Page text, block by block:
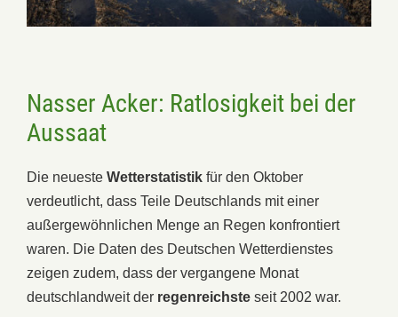
Nasser Acker: Ratlosigkeit bei der
Aussaat
Die neueste Wetterstatistik für den Oktober
verdeutlicht, dass Teile Deutschlands mit einer
außergewöhnlichen Menge an Regen konfrontiert
waren. Die Daten des Deutschen Wetterdienstes
zeigen zudem, dass der vergangene Monat
deutschlandweit der regenreichste seit 2002 war.